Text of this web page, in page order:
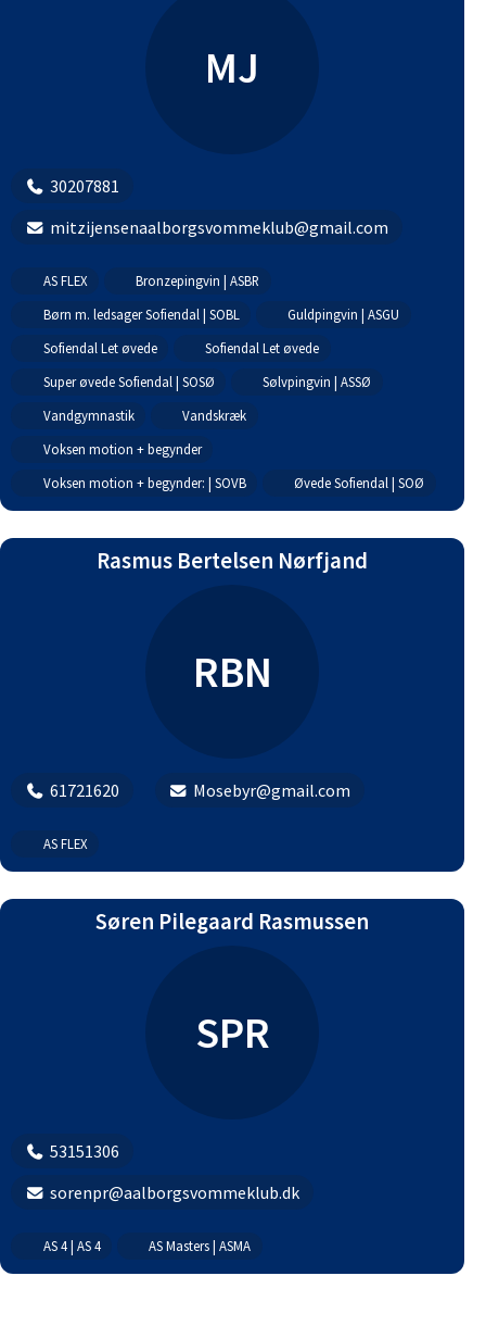
MJ
30207881
mitzijensenaalborgsvommeklub@gmail.com
AS FLEX
Bronzepingvin | ASBR
Børn m. ledsager Sofiendal | SOBL
Guldpingvin | ASGU
Sofiendal Let øvede
Sofiendal Let øvede
Super øvede Sofiendal | SOSØ
Sølvpingvin | ASSØ
Vandgymnastik
Vandskræk
Voksen motion + begynder
Voksen motion + begynder: | SOVB
Øvede Sofiendal | SOØ
Rasmus Bertelsen Nørfjand
RBN
61721620 Mosebyr@gmail.com
AS FLEX
Søren Pilegaard Rasmussen
SPR
53151306
sorenpr@aalborgsvommeklub.dk
AS 4 | AS 4 AS Masters | ASMA